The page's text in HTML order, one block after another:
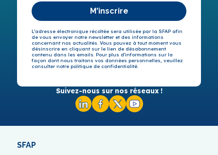
M'inscrire
L’adresse électronique récoltée sera utilisée par la SFAP afin
de vous envoyer notre newsletter et des informations
concernant nos actualités. Vous pouvez à tout moment vous
désinscrire en cliquant sur le lien de désabonnement
contenu dans les emails. Pour plus d’informations sur la
façon dont nous traitons vos données personnelles, veuillez
consulter notre politique de confidentialité.
Suivez-nous sur nos réseaux !
SFAP